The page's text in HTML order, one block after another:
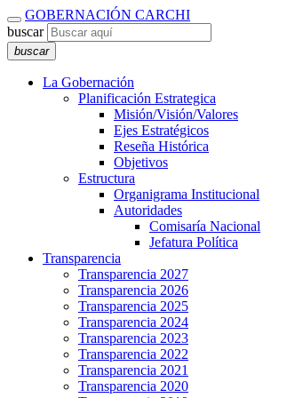
GOBERNACIÓN CARCHI
buscar
buscar
La Gobernación
Planificación Estrategica
Misión/Visión/Valores
Ejes Estratégicos
Reseña Histórica
Objetivos
Estructura
Organigrama Institucional
Autoridades
Comisaría Nacional
Jefatura Política
Transparencia
Transparencia 2027
Transparencia 2026
Transparencia 2025
Transparencia 2024
Transparencia 2023
Transparencia 2022
Transparencia 2021
Transparencia 2020